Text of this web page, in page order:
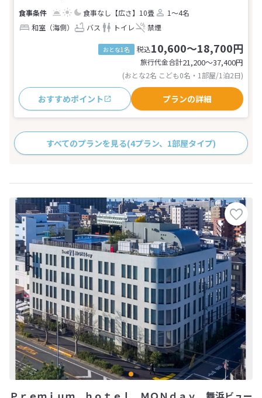
食事なし 【広さ】10畳
1～4名
和室（海側）
バス トイレ 禁煙
おとな1名 税込10,600～18,700円
旅行代金合計21,200〜37,400円
(おとな2名 こども0名・1部屋/1泊2日)
おすすめポイント プランの詳細
すべてのプランを見る(4プラン、1部屋タイプ)